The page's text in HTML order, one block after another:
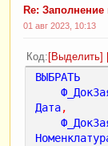
ТабДок .
ТабДок.
ц();
ТабДок
Re:
01 авг 2023, 10:13
Код Выделить
ВЫБРАТЬ
Дата,